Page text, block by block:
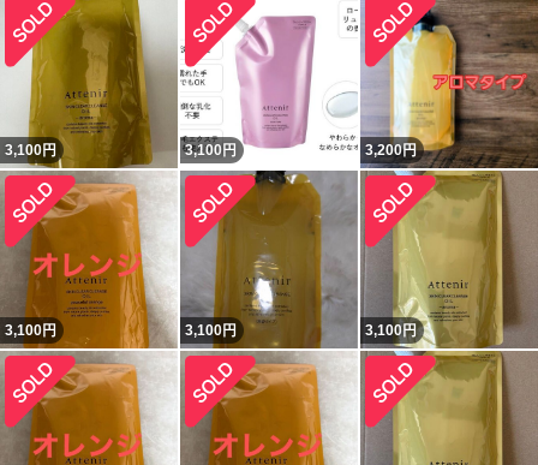
3,100円 3,100 円 3,200円
3,100円 3,100円 3,100円